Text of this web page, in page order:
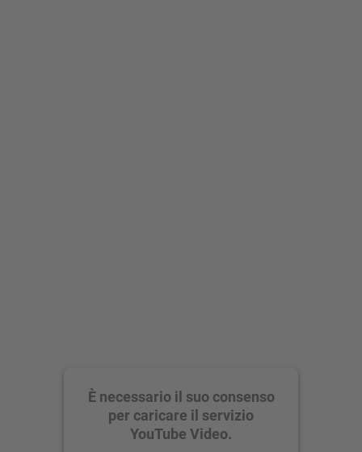
È necessario il suo consenso
per caricare il servizio
YouTube Video.